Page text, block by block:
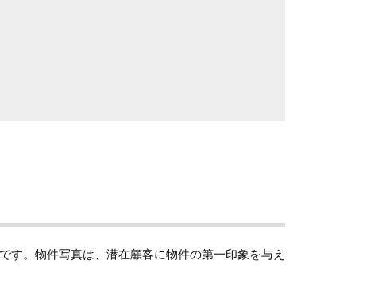
す。物件写真は、潜在顧客に物件の第一印象を与え